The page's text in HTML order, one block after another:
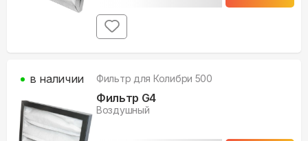
Фильтр для Колибри 500
Фильтр G4
Воздушный
в наличии